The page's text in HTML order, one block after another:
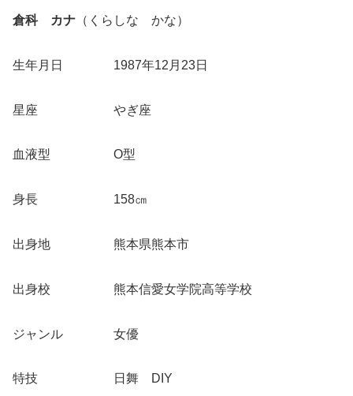
倉科 カナ （くらしな かな）
生年月日 1987年12月23日
星座 やぎ座
血液型 O型
身長 158㎝
出身地 熊本県熊本市
出身校 熊本信愛女学院高等学校
ジャンル 女優
特技 日舞 DIY